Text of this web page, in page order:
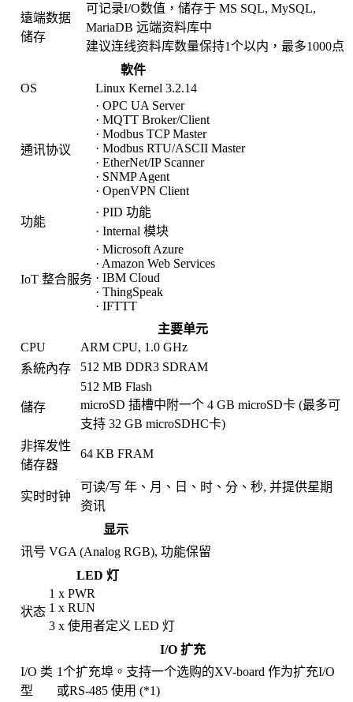
遠端数据
储存
可记录I/O数值，储存于 MS SQL, MySQL,
MariaDB 远端资料库中
建议连线资料库数量保持1个以内，最多1000点
軟件
OS
Linux Kernel 3.2.14
通讯协议
· OPC UA Server
· MQTT Broker/Client
· Modbus TCP Master
· Modbus RTU/ASCII Master
· EtherNet/IP Scanner
· SNMP Agent
· OpenVPN Client
功能
· PID 功能
· Internal 模块
IoT 整合服务
· Microsoft Azure
· Amazon Web Services
· IBM Cloud
· ThingSpeak
· IFTTT
主要单元
CPU
ARM CPU, 1.0 GHz
系統內存
512 MB DDR3 SDRAM
儲存
512 MB Flash
microSD 插槽中附一个 4 GB microSD卡 (最多可
支持 32 GB microSDHC卡)
非挥发性
储存器
64 KB FRAM
实时时钟
可读/写 年、月、日、时、分、秒, 并提供星期
资讯
显示
讯号 VGA (Analog RGB), 功能保留
LED 灯
状态
1 x PWR
1 x RUN
3 x 使用者定义 LED 灯
I/O 扩充
I/O 类
型
1个扩充埠。支持一个选购的XV-board 作为扩充I/O
或RS-485 使用 (*1)